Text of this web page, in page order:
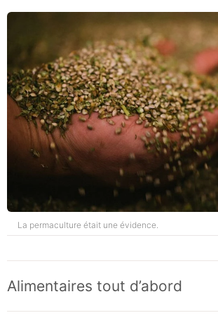
La permaculture était une évidence.
Alimentaires tout d’abord